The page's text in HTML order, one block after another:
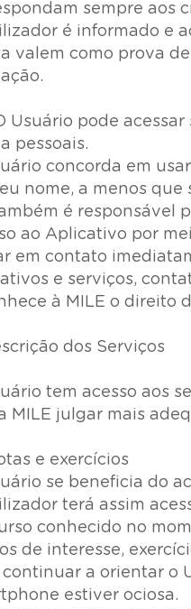
sempre aos
é informado e
valem como prova
Usuário pode
pessoais.
concorda em
nome, a menos
é responsável
ao Aplicativo por
em contato
e serviços,
à MILE o direito
dos Serviços
tem acesso aos
MILE julgar mais
e exercícios
se beneficia do
terá assim
conhecido no
de interesse,
continuar a orientar o
estiver ociosa.